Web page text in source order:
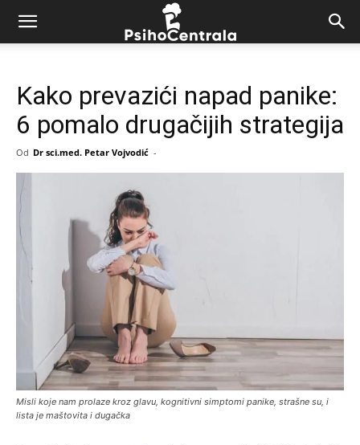
Kako prevazići napad panike:
6 pomalo drugačijih strategija
Od Dr sci.med. Petar Vojvodić -
Misli koje nam prolaze kroz glavu, kognitivni simptomi panike, strašne su, i
lista je maštovita i dugačka